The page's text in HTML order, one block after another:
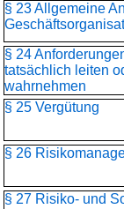
§ 23 Allgemeine
§ 24
tatsächlich leiten
wahrnehmen
§ 25 Vergütung
§ 26
§ 27 Risiko- und